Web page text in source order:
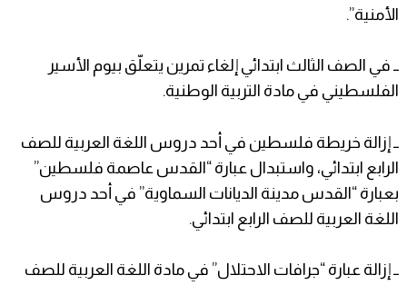
الأمنية”.
ــ في الصف الثالث ابتدائي إلغاء تمرين يتعلّق بيوم الأسير
الفلسطيني في مادة التربية الوطنية.
ــ إزالة خريطة فلسطين في أحد دروس اللغة العربية للصف
الرابع ابتدائي، واستبدال عبارة “القدس عاصمة فلسطين”
بعبارة “القدس مدينة الديانات السماوية” في أحد دروس
اللغة العربية للصف الرابع ابتدائي.
ــ إزالة عبارة “جرافات الاحتلال” في مادة اللغة العربية للصف